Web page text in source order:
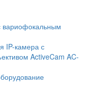
IP-камера с
ActiveCam AC-